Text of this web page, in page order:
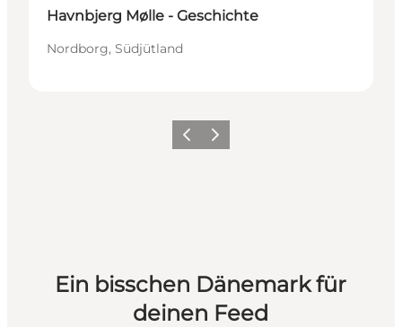
Havnbjerg Mølle - Geschichte
Nordborg, Südjütland
ZurückWeiter
Ein bisschen Dänemark für
deinen Feed